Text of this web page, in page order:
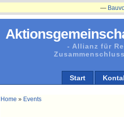
- Allianz für
Start
Home » Events